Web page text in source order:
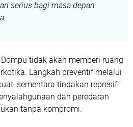
serius bagi masa depan
tidak akan memberi ruang
Langkah preventif melalui
sementara tindakan represif
dan peredaran
tanpa kompromi.